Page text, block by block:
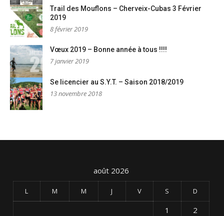
Trail des Mouflons – Cherveix-Cubas 3 Février
2019
8 février 2019
Vœux 2019 – Bonne année à tous !!!!
7 janvier 2019
Se licencier au S.Y.T. – Saison 2018/2019
13 novembre 2018
août 2026
L M M J V S D
1
2